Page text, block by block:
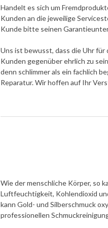
Handelt es sich um
Kunden an die jeweilige
Kunde bitte seinen
Uns ist bewusst, dass die Uhr für
Kunden gegenüber ehrlich zu
denn schlimmer als ein fachlich
Reparatur. Wir hoffen auf Ihr
Wie der menschliche Körper, so
Luftfeuchtigkeit, Kohlendioxid
kann Gold- und Silberschmuck
professionellen